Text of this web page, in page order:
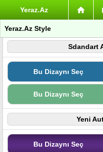
Yeraz.Az
Yeraz.Az Style
Sdandart
Bu Dizaynı Seç
Bu Dizaynı Seç
Yeni
Bu Dizaynı Seç